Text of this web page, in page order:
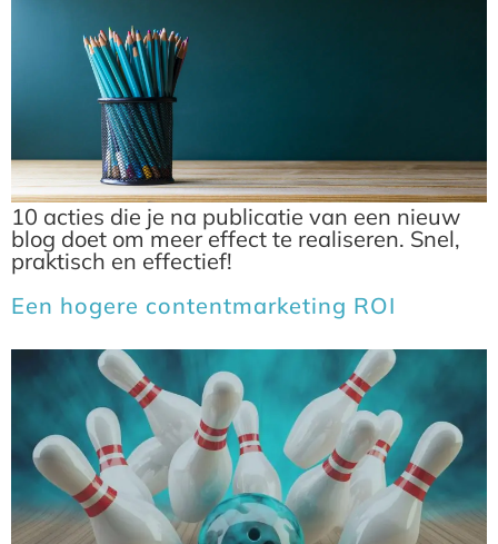
10 acties die je na publicatie van een nieuw
blog doet om meer effect te realiseren. Snel,
praktisch en effectief!
Een hogere contentmarketing ROI